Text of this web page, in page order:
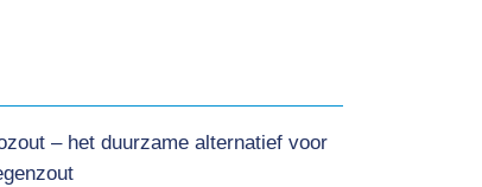
– het duurzame alternatief voor